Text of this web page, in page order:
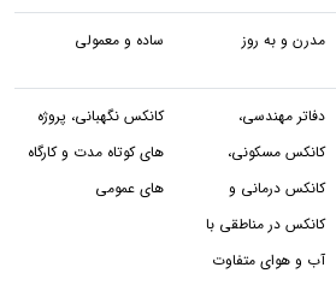
مدرن و به روز ساده و معمولی
دفاتر مهندسی،
کانکس مسکونی،
کانکس درمانی و
کانکس در مناطقی با
آب و هوای متفاوت
کانکس نگهبانی، پروژه
های کوتاه مدت و کارگاه
های عمومی